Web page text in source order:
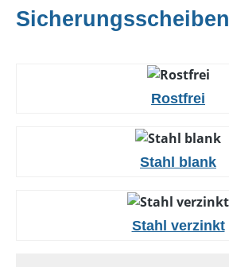
Sicherungsscheiben
Rostfrei
Stahl blank
Stahl verzinkt